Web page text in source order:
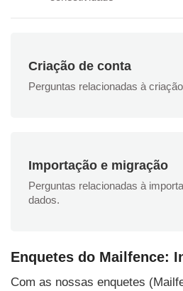
Criação de conta
Perguntas relacionadas à
Importação e migração
Perguntas relacionadas à
dados.
Enquetes do Mailfence:
Com as nossas enquetes